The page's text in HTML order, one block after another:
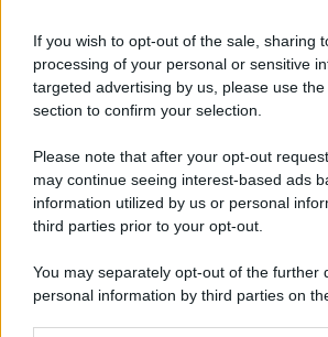
If you wish to opt-out of the sale, sharing
processing of your personal or sensitive
targeted advertising by us, please use
section to confirm your selection.
Please note that after your opt-out
may continue seeing interest-based ads
information utilized by us or personal
third parties prior to your opt-out.
You may separately opt-out of the further
personal information by third parties on
ITALIA
Le vacanze non sono più
il report che svela cosa sta
Lo sapevi che...
Il Porto Antico di Genova
tattoo artist: torna il
settembre